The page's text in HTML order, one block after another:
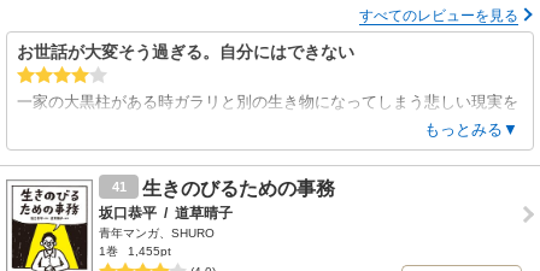
すべてのレビューを見る
お世話が大変そう過ぎる。自分にはできない
一家の大黒柱がある時ガラリと別の生き物になってしまう悲しい現実を
重くなり過ぎることなく読ませてもらいました。軽いノリの医師キャラ
はもしかして重いテーマに花を添える読者サービスかもしれませんが少
し絡みが頻繁過ぎるかも。
そして姓名判断上、名前に「ず」の音は入れない方がいいと昔から言わ
れています。最近の姓名判断の本は無難なことしか書かないものが増え
もっとみる▼
41 生きのびるための事務
坂口恭平 / 道草晴子
青年マンガ、SHURO
1巻
1,455pt